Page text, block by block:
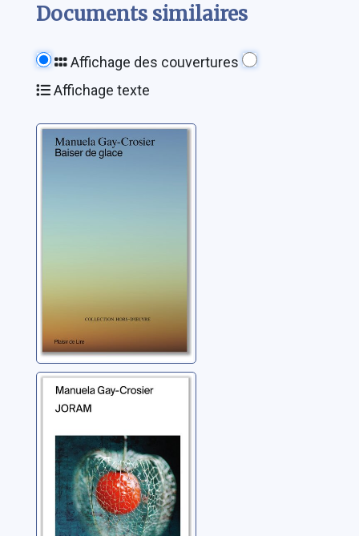
Documents similaires
Affichage des couvertures
Affichage texte
Baiser de glace
Joram
Gay-Crosier, Manuela